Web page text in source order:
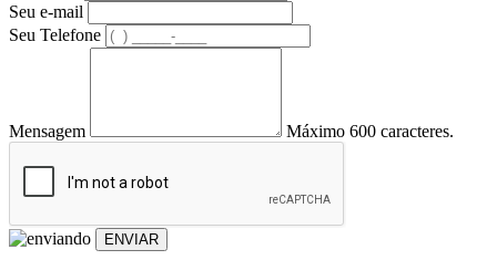
Seu e-mail
Seu Telefone
Mensagem Máximo 600 caracteres.
ENVIAR